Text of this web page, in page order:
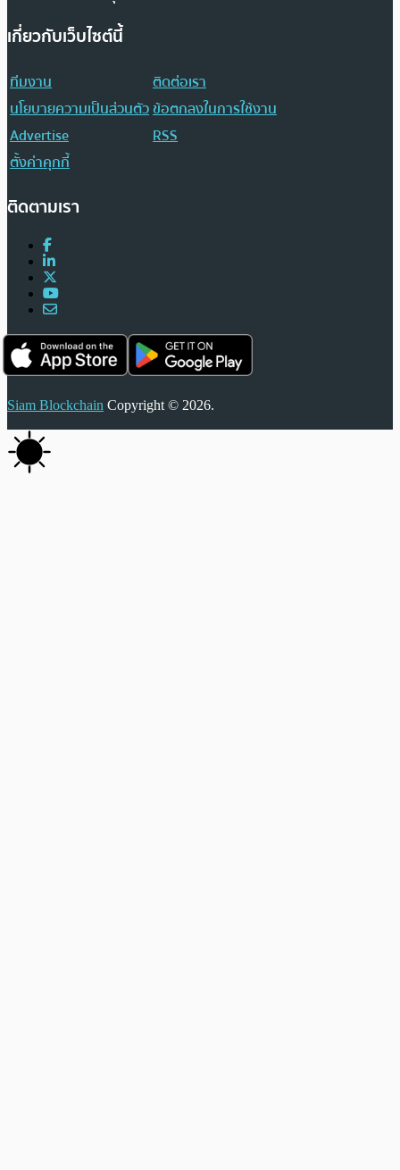
เกี่ยวกับเว็บไซต์นี้
ทีมงาน
ติดต่อเรา
นโยบายความเป็นส่วนตัวข้อตกลงในการใช้งาน
Advertise
RSS
ตั้งค่าคุกกี้
ติดตามเรา
Siam Blockchain Copyright © 2026.